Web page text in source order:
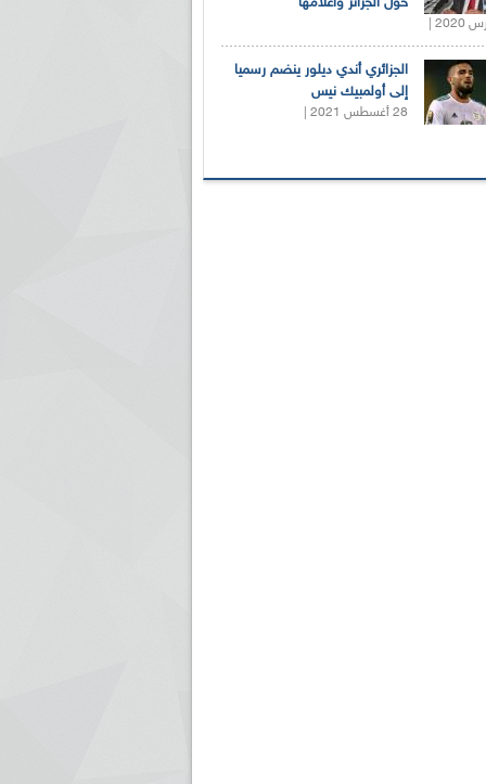
الجزائري أندي ديلور ينضم رسميا
إلى أولمبيك نيس
28 أغسطس 2021 |